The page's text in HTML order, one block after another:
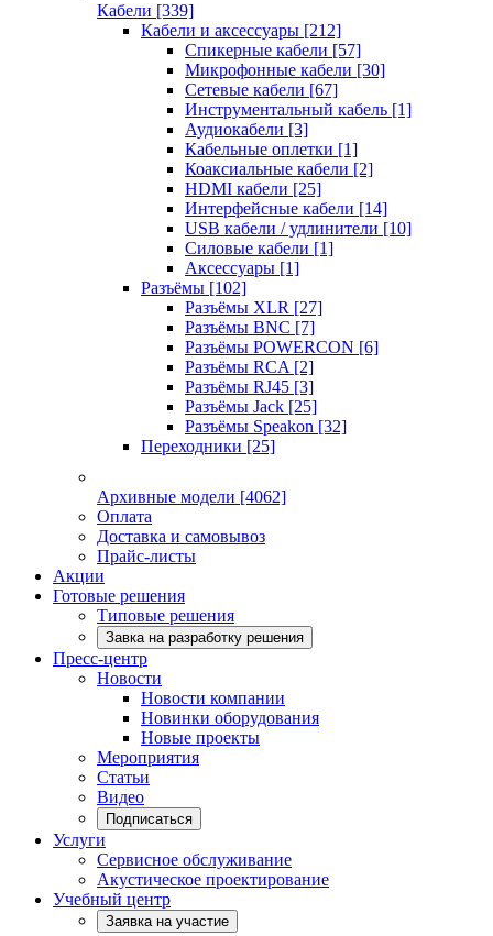
Кабели [339]
Кабели и аксессуары [212]
Спикерные кабели [57]
Микрофонные кабели [30]
Сетевые кабели [67]
Инструментальный кабель [1]
Аудиокабели [3]
Кабельные оплетки [1]
Коаксиальные кабели [2]
HDMI кабели [25]
Интерфейсные кабели [14]
USB кабели / удлинители [10]
Силовые кабели [1]
Аксессуары [1]
Разъёмы [102]
Разъёмы XLR [27]
Разъёмы BNC [7]
Разъёмы POWERCON [6]
Разъёмы RCA [2]
Разъёмы RJ45 [3]
Разъёмы Jack [25]
Разъёмы Speakon [32]
Переходники [25]
Архивные модели [4062]
Оплата
Доставка и самовывоз
Прайс-листы
Акции
Готовые решения
Типовые решения
Завка на разработку решения
Пресс-центр
Новости
Новости компании
Новинки оборудования
Новые проекты
Мероприятия
Статьи
Видео
Подписаться
Услуги
Сервисное обслуживание
Акустическое проектирование
Учебный центр
Заявка на участие